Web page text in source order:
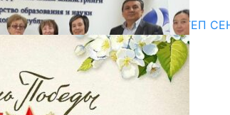
Медиа
СУЗАКТА 750 ОРУНДУУ МЕКТЕП
ПАЙДАЛАНУУГА БЕРИЛЕТ
07.08.2025
Улуу Жеңиштин жандуу сөзү
29.04.2025